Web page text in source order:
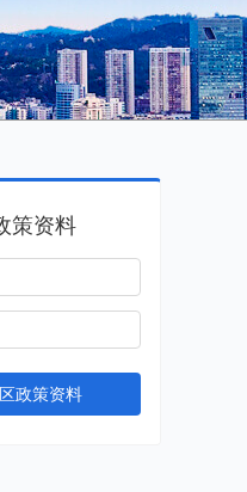
策资料
政策资料